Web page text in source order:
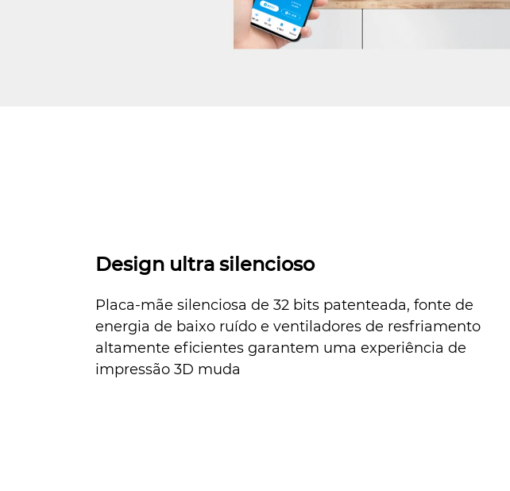
Design ultra silencioso
Placa-mãe silenciosa de 32 bits patenteada, fonte de
energia de baixo ruído e ventiladores de resfriamento
altamente eficientes garantem uma experiência de
impressão 3D muda